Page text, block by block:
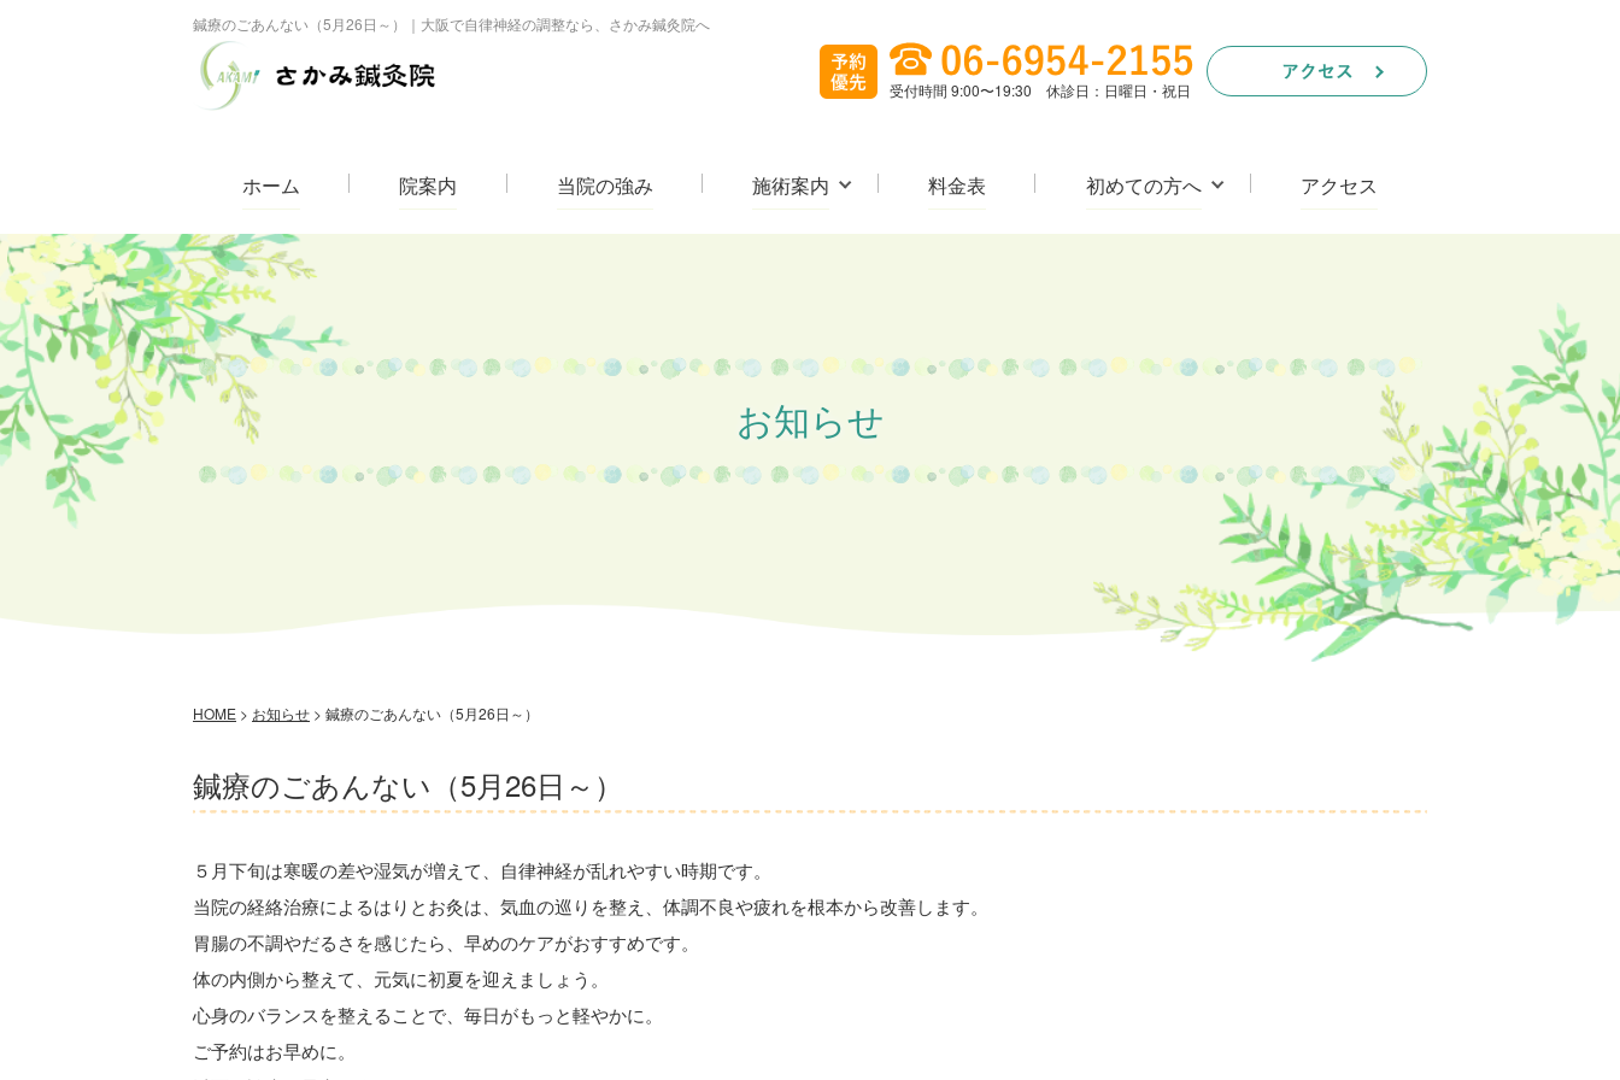
鍼療のごあんない（5月26日～）｜大阪で自律神経の調整なら、さかみ鍼灸院へ
受付時間 9:00〜19:30 休診日：日曜日・祝日
ホーム 院案内 当院の強み 施術案内 料金表 初めての方へ アクセス
お知らせ
HOME > お知らせ > 鍼療のごあんない（5月26日～）
鍼療のごあんない（5月26日～）
５月下旬は寒暖の差や湿気が増えて、自律神経が乱れやすい時期です。
当院の経絡治療によるはりとお灸は、気血の巡りを整え、体調不良や疲れを根本から改善します。
胃腸の不調やだるさを感じたら、早めのケアがおすすめです。
体の内側から整えて、元気に初夏を迎えましょう。
心身のバランスを整えることで、毎日がもっと軽やかに。
ご予約はお早めに。